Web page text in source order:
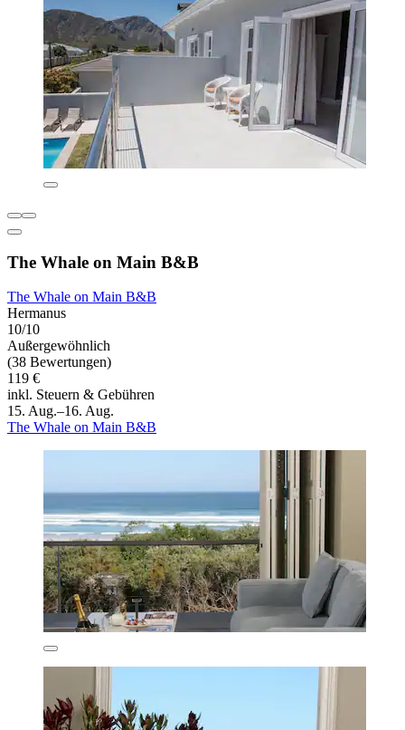
The Whale on Main B&B
The Whale on Main B&B
Hermanus
10/10
Außergewöhnlich
(38 Bewertungen)
119 €
inkl. Steuern & Gebühren
15. Aug.–16. Aug.
The Whale on Main B&B